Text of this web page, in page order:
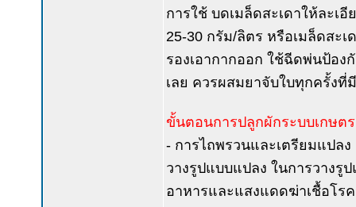
การใช้ บดเมล็ดสะเดาให้ละเ
25-30 กรัม/ลิตร หรือเมล็ดสะ
รองเอากากออก ใช้ฉีดพ่นป้อ
เลย ควรผสมยาจับใบทุกครั้งที่
ขั้นตอนการปลูกผักระบบเกษต
- การไถพรวนและเตรียมแปล
วางรูปแบบแปลง ในการวางรู
อาหารและแสงแดดฆ่าเชื้อโร